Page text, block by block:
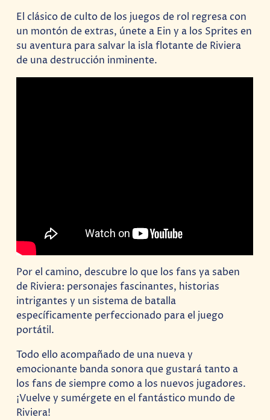
El clásico de culto de los juegos de rol regresa con
un montón de extras, únete a Ein y a los Sprites en
su aventura para salvar la isla flotante de Riviera
de una destrucción inminente.
Por el camino, descubre lo que los fans ya saben
de Riviera: personajes fascinantes, historias
intrigantes y un sistema de batalla
específicamente perfeccionado para el juego
portátil.
Todo ello acompañado de una nueva y
emocionante banda sonora que gustará tanto a
los fans de siempre como a los nuevos jugadores.
¡Vuelve y sumérgete en el fantástico mundo de
Riviera!